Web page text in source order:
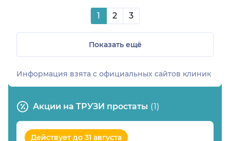
Акции на ТРУЗИ простаты (1)
Действует до 31 августа
1 2 3
Показать ещё
Информация взята c официальных сайтов клиник